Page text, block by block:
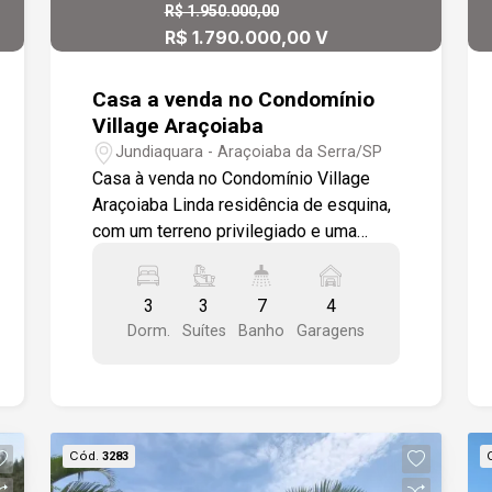
Esse texto é direto, valoriza os
diferenciais e cria impacto rápido para
R$ 1.950.000,00
R$ 1.790.000,00 V
Casa a venda no Condomínio
Village Araçoiaba
Jundiaquara - Araçoiaba da Serra/SP
Casa à venda no Condomínio Village
Araçoiaba Linda residência de esquina,
com um terreno privilegiado e uma
casa conta com sala de estar de pé
direito duplo (6 metros), lavabo, sala de
TV e uma cozinha totalmente equipada
confraternização, com fogão a lenha,
churrasqueira e forno de pizza. A área
3
Dorm.
3
Suítes
7
Banho
4
Garagens
Cód. 3283